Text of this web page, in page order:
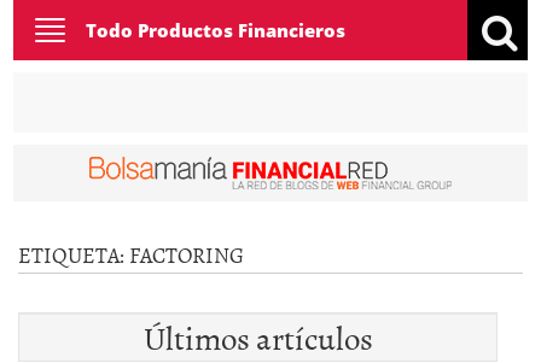
Toggle
navigation
Todo Productos Financieros
ETIQUETA: FACTORING
Últimos artículos